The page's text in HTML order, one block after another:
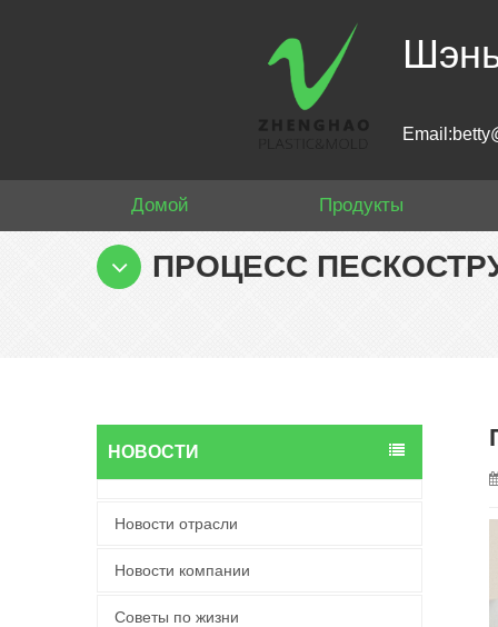
Домой Продукты
ПРОЦЕСС
НОВОСТИ
Новости отрасли
Новости компании
Советы по жизни